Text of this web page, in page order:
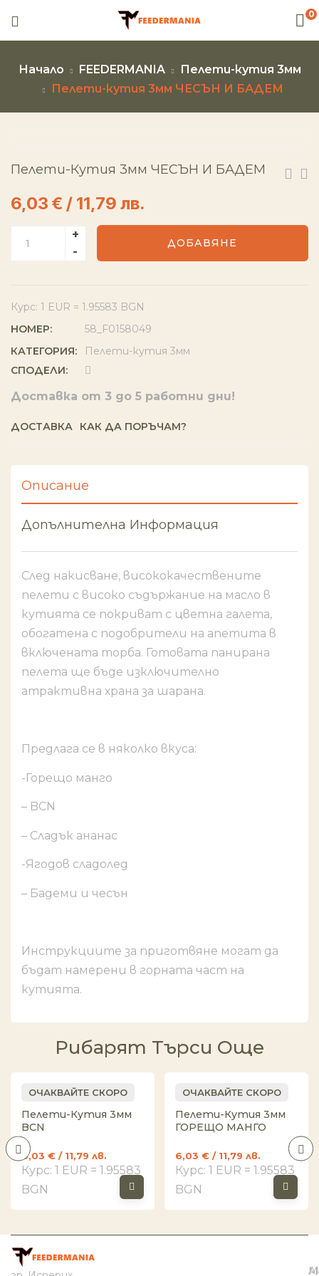
0
Начало FEEDERMANIA
Пелети-кутия 3мм
Пелети-кутия 3мм ЧЕСЪН И БАДЕМ
Пелети-Кутия 3мм ЧЕСЪН И БАДЕМ
6,03 € / 11,79 лв.
ДОБАВЯНЕ
Курс: 1 EUR = 1.95583 BGN
НОМЕР:
58_F0158049
КАТЕГОРИЯ:
Пелети-кутия 3мм
СПОДЕЛИ:
Доставка от 3 до 5 работни дни!
ДОСТАВКА КАК ДА ПОРЪЧАМ?
Описание
Допълнителна Информация
След накисване, висококачествените
пелети с високо съдържание на масло в
кутията се покриват с цветна галета,
обогатена с подобрители на апетита в
включената торба. Готовата панирана
пелета ще бъде изключително
атрактивна храна за шарана.
Предлага се в няколко вкуса:
-Горещо манго
– BCN
– Сладък ананас
-Ягодов сладолед
– Бадеми и чесън
Инструкциите за приготвяне могат да
бъдат намерени в горната част на
кутията.
Рибарят Търси Още
ОЧАКВАЙТЕ СКОРО
Пелети-Кутия 3мм
BCN
6,03 € / 11,79 лв.
Курс: 1 EUR = 1.95583
BGN
ОЧАКВАЙТЕ СКОРО
Пелети-Кутия 3мм
ГОРЕЩО МАНГО
6,03 € / 11,79 лв.
Курс: 1 EUR = 1.95583
BGN